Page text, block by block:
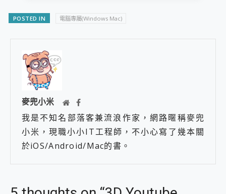
POSTED IN 電腦專屬(Windows Mac)
麥兜小米
我是不知名部落客兼流浪作家，網路暱稱麥兜
小米，現職小小IT工程師，不小心寫了幾本關
於iOS/Android/Mac的書。